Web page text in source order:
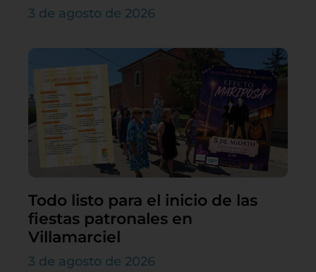
3 de agosto de 2026
Todo listo para el inicio de las
fiestas patronales en
Villamarciel
3 de agosto de 2026